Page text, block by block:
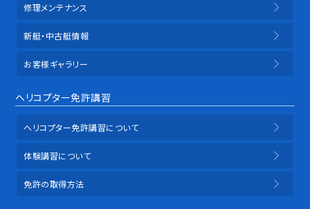
修理メンテナンス
新艇・中古艇情報
お客様ギャラリー
ヘリコプター免許講習
ヘリコプター免許講習について
体験講習について
免許の取得方法